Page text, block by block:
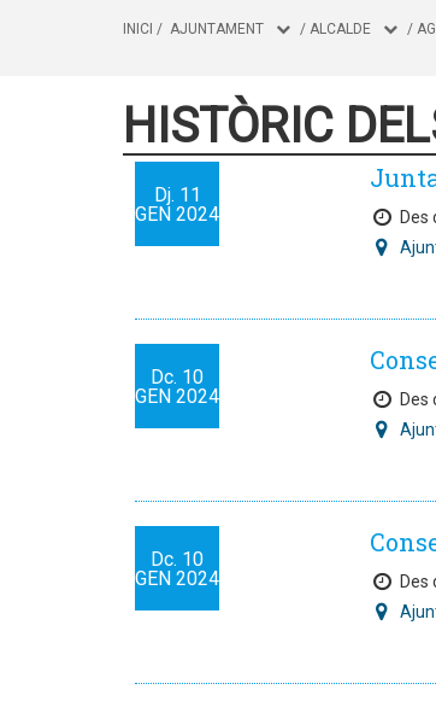
INICI / AJUNTAMENT / ALCALDE /
HISTÒRIC
Dj. 11
GEN 2024
Des
Dc. 10
GEN 2024
Des
Dc. 10
GEN 2024
Des